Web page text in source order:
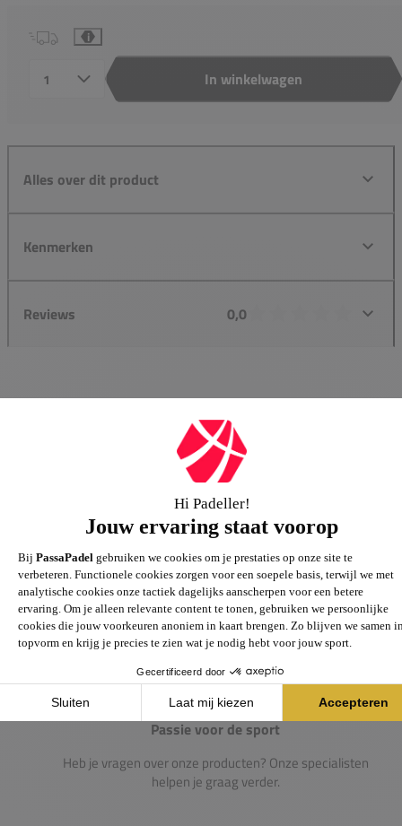
i
In winkelwagen
Alles over dit product
Kenmerken
Reviews 0,0
Groot assortiment
Gigantisch assortiment met meer dan 21.000+
artikelen
Passie voor de sport
Heb je vragen over onze producten? Onze specialisten
helpen je graag verder.